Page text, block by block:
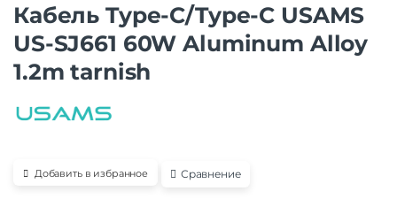
Кабель Type-C/Type-C USAMS
US-SJ661 60W Aluminum Alloy
1.2m tarnish
Добавить в избранное Сравнение